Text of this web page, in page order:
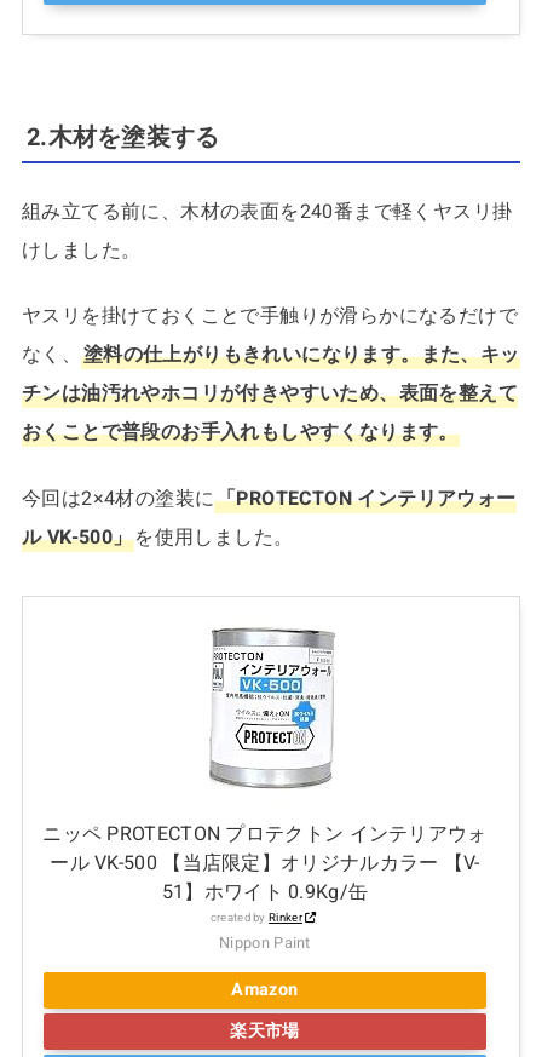
2.木材を塗装する
組み立てる前に、木材の表面を240番まで軽くヤスリ掛
けしました。
ヤスリを掛けておくことで手触りが滑らかになるだけで
なく、塗料の仕上がりもきれいになります。また、キッ
チンは油汚れやホコリが付きやすいため、表面を整えて
おくことで普段のお手入れもしやすくなります。
今回は2×4材の塗装に「PROTECTON インテリアウォー
ル VK-500」を使用しました。
ニッペ PROTECTON プロテクトン インテリアウォ
ール VK-500 【当店限定】オリジナルカラー 【V-
51】ホワイト 0.9Kg/缶
created byRinker
Nippon Paint
Amazon
楽天市場